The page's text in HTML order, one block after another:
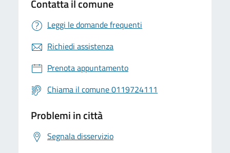
Contatta il comune
Leggi le domande frequenti
Richiedi assistenza
Prenota appuntamento
Chiama il comune 0119724111
Problemi in città
Segnala disservizio